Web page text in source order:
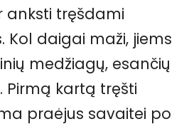
tręšdami
Kol daigai maži, jiems
medžiagų, esančių
Pirmą kartą tręšti
praėjus savaitei po